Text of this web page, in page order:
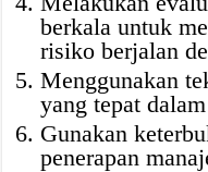
berkala untuk
risiko berjalan
Menggunakan
yang tepat
Gunakan
penerapan